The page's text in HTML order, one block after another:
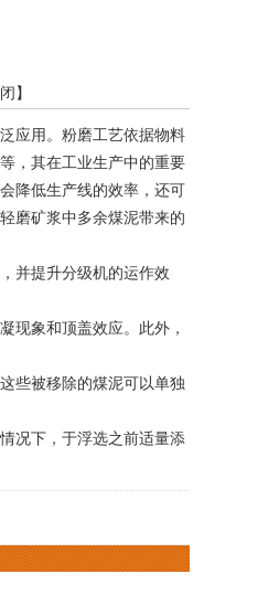
】
应用。粉磨工艺依据物料
，其在工业生产中的重要
降低生产线的效率，还可
磨矿浆中多余煤泥带来的
并提升分级机的运作效
象和顶盖效应。此外，
些被移除的煤泥可以单独
况下，于浮选之前适量添